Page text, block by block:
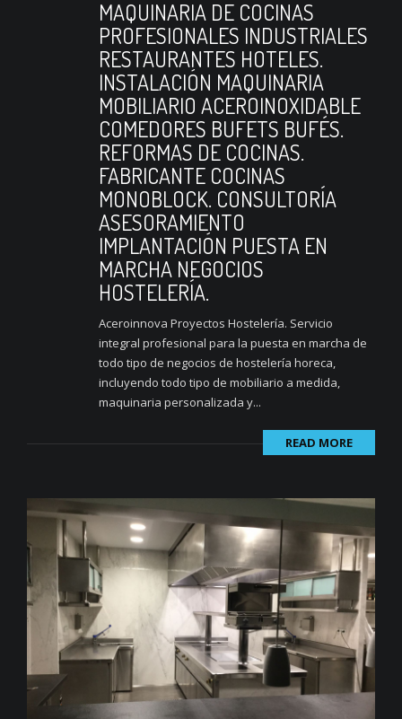
MAQUINARIA DE COCINAS
PROFESIONALES INDUSTRIALES
RESTAURANTES HOTELES.
INSTALACIÓN MAQUINARIA
MOBILIARIO ACEROINOXIDABLE
COMEDORES BUFETS BUFÉS.
REFORMAS DE COCINAS.
FABRICANTE COCINAS
MONOBLOCK. CONSULTORÍA
ASESORAMIENTO
IMPLANTACIÓN PUESTA EN
MARCHA NEGOCIOS
HOSTELERÍA.
Aceroinnova Proyectos Hostelería. Servicio
integral profesional para la puesta en marcha de
todo tipo de negocios de hostelería horeca,
incluyendo todo tipo de mobiliario a medida,
maquinaria personalizada y...
READ MORE